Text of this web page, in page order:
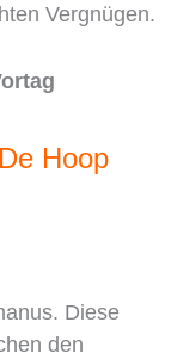
Vergnügen.
Hoop
Diese
den